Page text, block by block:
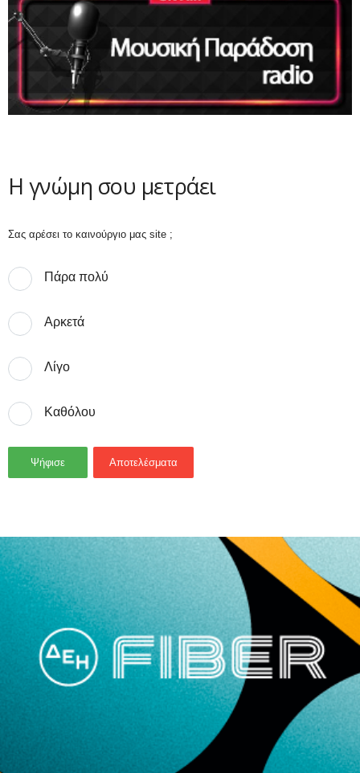
Η γνώμη σου μετράει
Σας αρέσει το καινούργιο μας site ;
Πάρα πολύ
Αρκετά
Λίγο
Καθόλου
Ψήφισε Αποτελέσματα
- Advertisement -